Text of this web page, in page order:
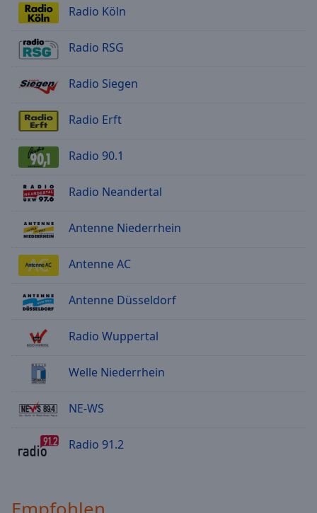
Radio Köln
Radio RSG
Radio Siegen
Radio Erft
Radio 90.1
Radio Neandertal
Antenne Niederrhein
Antenne AC
Antenne Düsseldorf
Radio Wuppertal
Welle Niederrhein
NE-WS
Radio 91.2